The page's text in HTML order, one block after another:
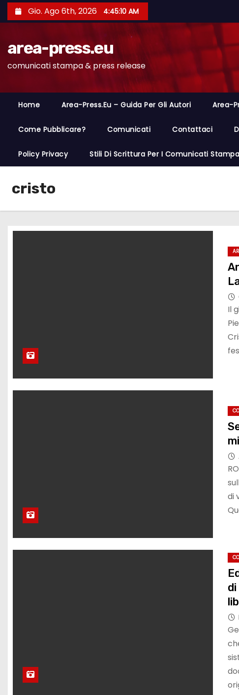
a
o
Gio. Ago 6th, 2026 4:45:10 AM
area-press.eu
comunicati stampa & press release
Home Area-Press.eu – Guida Per Gli Autori Area-
Come Pubblicare? Comunicati Contattaci
Policy Privacy Stili Di Scrittura Per I Comunicati Stampa
cristo
Il
di
di